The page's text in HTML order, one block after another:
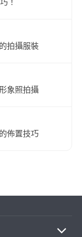
！
拍攝服裝
象照拍攝
佈置技巧